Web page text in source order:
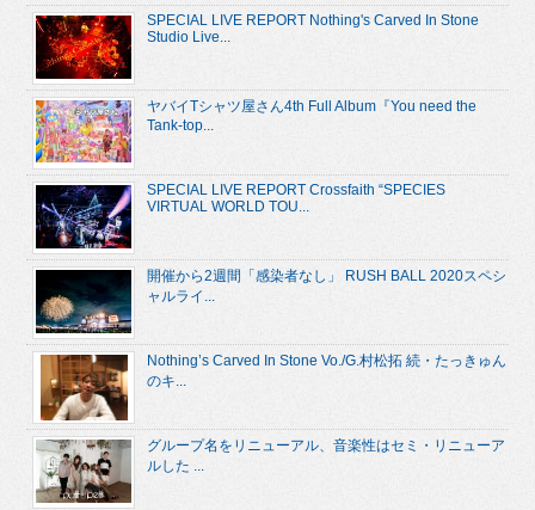
SPECIAL LIVE REPORT Nothing's Carved In Stone
Studio Live...
ヤバイTシャツ屋さん4th Full Album『You need the
Tank-top...
SPECIAL LIVE REPORT Crossfaith “SPECIES
VIRTUAL WORLD TOU...
開催から2週間「感染者なし」 RUSH BALL 2020スペシ
ャルライ...
Nothing’s Carved In Stone Vo./G.村松拓 続・たっきゅん
のキ...
グループ名をリニューアル、音楽性はセミ・リニューア
ルした ...